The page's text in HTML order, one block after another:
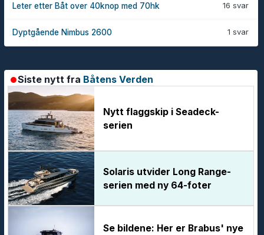
16 svar
Leter etter Båt over 40knop med 70hk
1 svar
Dyptgående Nimbus 2600
Siste nytt fra Båtens Verden
Nytt flaggskip i Seadeck-
serien
Solaris utvider Long Range-
serien med ny 64-foter
Se bildene: Her er Brabus' nye